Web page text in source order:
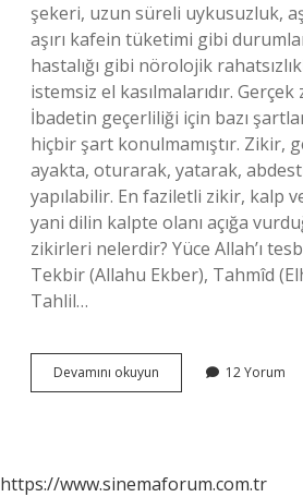
şekeri, uzun süreli uykusuzluk,
aşırı kafein tüketimi gibi
hastalığı gibi nörolojik
istemsiz el kasılmalarıdır. Gerçek
İbadetin geçerliliği için bazı
hiçbir şart konulmamıştır. Zikir,
ayakta, oturarak, yatarak,
yapılabilir. En faziletli zikir, kalp
yani dilin kalpte olanı açığa
zikirleri nelerdir? Yüce Allah’ı
Tekbir (Allahu Ekber), Tahmîd
Tahlil…
Devamını okuyun
Titreme
12 Yorum
https://www.sinemaforum.com.tr